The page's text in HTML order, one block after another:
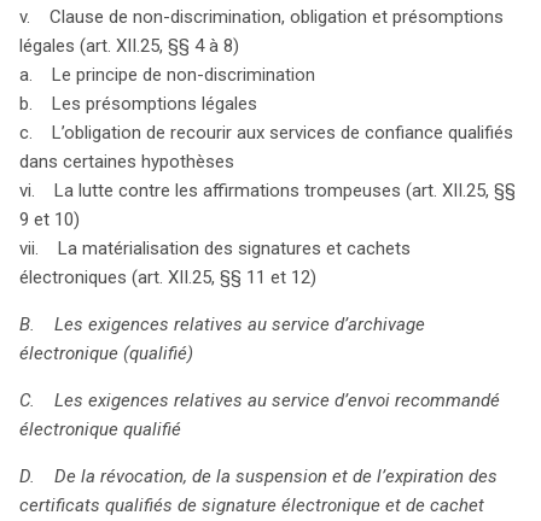
v. Clause de non-discrimination, obligation et présomptions
légales (art. XII.25, §§ 4 à 8)
a. Le principe de non-discrimination
b. Les présomptions légales
c. L’obligation de recourir aux services de confiance qualifiés
dans certaines hypothèses
vi. La lutte contre les affirmations trompeuses (art. XII.25, §§
9 et 10)
vii. La matérialisation des signatures et cachets
électroniques (art. XII.25, §§ 11 et 12)
B. Les exigences relatives au service d’archivage
électronique (qualifié)
C. Les exigences relatives au service d’envoi recommandé
électronique qualifié
D. De la révocation, de la suspension et de l’expiration des
certificats qualifiés de signature électronique et de cachet